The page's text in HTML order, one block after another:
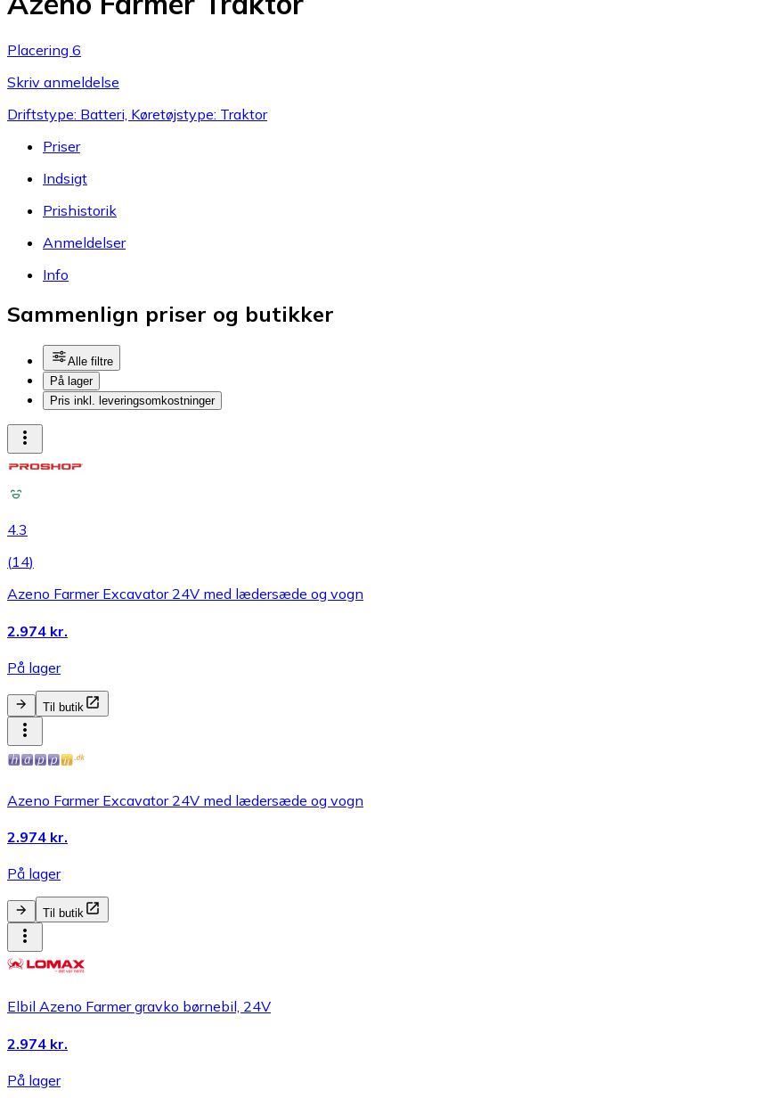
Placering 6
Skriv anmeldelse
Driftstype: Batteri, Køretøjstype: Traktor
Priser
Indsigt
Prishistorik
Anmeldelser
Info
Sammenlign priser og butikker
Alle filtre
På lager
Pris inkl. leveringsomkostninger
4.3
(14)
Azeno Farmer Excavator 24V med lædersæde og vogn
2.974 kr.
På lager
Til butik
Azeno Farmer Excavator 24V med lædersæde og vogn
2.974 kr.
På lager
Til butik
Elbil Azeno Farmer gravko børnebil, 24V
2.974 kr.
På lager